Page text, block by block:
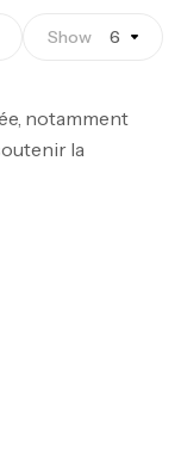
Show 6
notamment
la